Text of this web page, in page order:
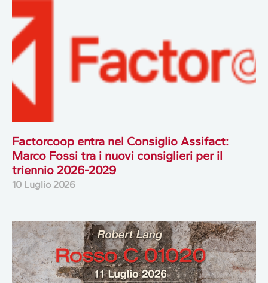
Factorcoop entra nel Consiglio Assifact:
Marco Fossi tra i nuovi consiglieri per il
triennio 2026-2029
10 Luglio 2026